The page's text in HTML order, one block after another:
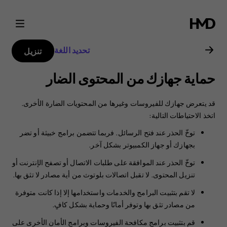
دليل
مستخدم
هاتف
Nokia
6.2
تحديد اللغة تنزيل
حماية جهازك من المحتوى الضار
قد يتعرض جهازك للفيروسات وغيرها من المحتويات الضارة الأخرى.
‏‫اتخذ الاحتياطات التالية:
توخّ الحذر عند فتح الرسائل. ‏‫فربما تتضمن برامج خبيثة أو تضر
بجهازك أو جهاز الكمبيوتر بشكل آخر.‬
توخّ الحذر عند الموافقة على طلبات الاتصال أو تصفح الإنترنت أو
تنزيل المحتوى. لا تقبل اتصالات بلوتوث من أية مصادر لا تثق بها.
لا تقم بتثبيت البرامج والخدمات واستخدامها إلا إذا كانت متوفرة
من مصادر تثق بها وتوفر أمانًا وحماية بشكل كافٍ.‬
قم بتثبيت برامج مكافحة الفيروسات وبرامج الأمان الأخرى على